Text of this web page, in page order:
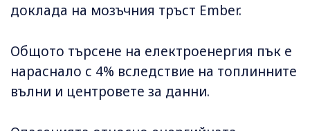
доклада на мозъчния тръст Ember.
Общото търсене на електроенергия пък е
нараснало с 4% вследствие на топлинните
вълни и центровете за данни.